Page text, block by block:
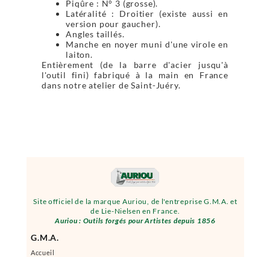
Site officiel de la marque Auriou, de l'entreprise G.M.A. et
de Lie-Nielsen en France.
Auriou : Outils forgés pour Artistes depuis 1856
G.M.A.
Accueil
Piqûre : N° 3 (grosse).
Latéralité : Droitier (existe aussi en
version pour gaucher).
Angles taillés.
Manche en noyer muni d'une virole en
laiton.
Entièrement (de la barre d'acier jusqu'à
l'outil fini) fabriqué à la main en France
dans notre atelier de Saint-Juéry.